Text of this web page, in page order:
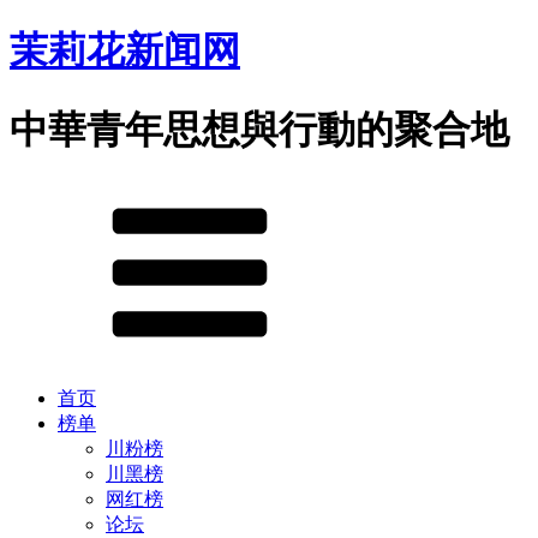
茉莉花新闻网
中華青年思想與行動的聚合地
首页
榜单
川粉榜
川黑榜
网红榜
论坛